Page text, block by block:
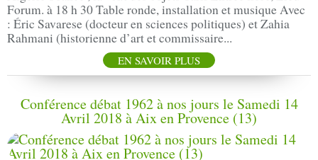
Forum. à 18 h 30 Table ronde, installation et musique Avec
: Éric Savarese (docteur en sciences politiques) et Zahia
Rahmani (historienne d’art et commissaire...
EN SAVOIR PLUS
Conférence débat 1962 à nos jours le Samedi 14
Avril 2018 à Aix en Provence (13)